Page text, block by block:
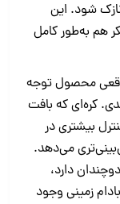
شود. این
هم به‌طور کامل
محصول توجه
کره‌ای که بافت
بیشتری در
می‌دهد.
دارد،
زمینی وجود